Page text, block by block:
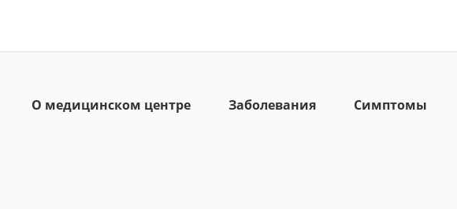
О медицинском центре Заболевания Симптомы